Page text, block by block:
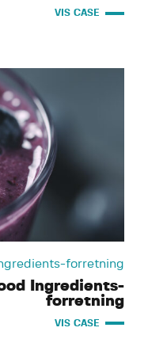
VIS CASE
forretning
Ingredients-
forretning
VIS CASE